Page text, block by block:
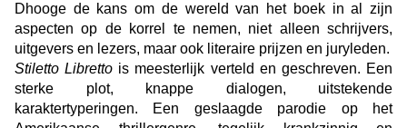
Dhooge de kans om de wereld van het boek in al zijn
aspecten op de korrel te nemen, niet alleen schrijvers,
uitgevers en lezers, maar ook literaire prijzen en juryleden.
Stiletto Libretto is meesterlijk verteld en geschreven. Een
sterke plot, knappe dialogen, uitstekende
karaktertyperingen. Een geslaagde parodie op het